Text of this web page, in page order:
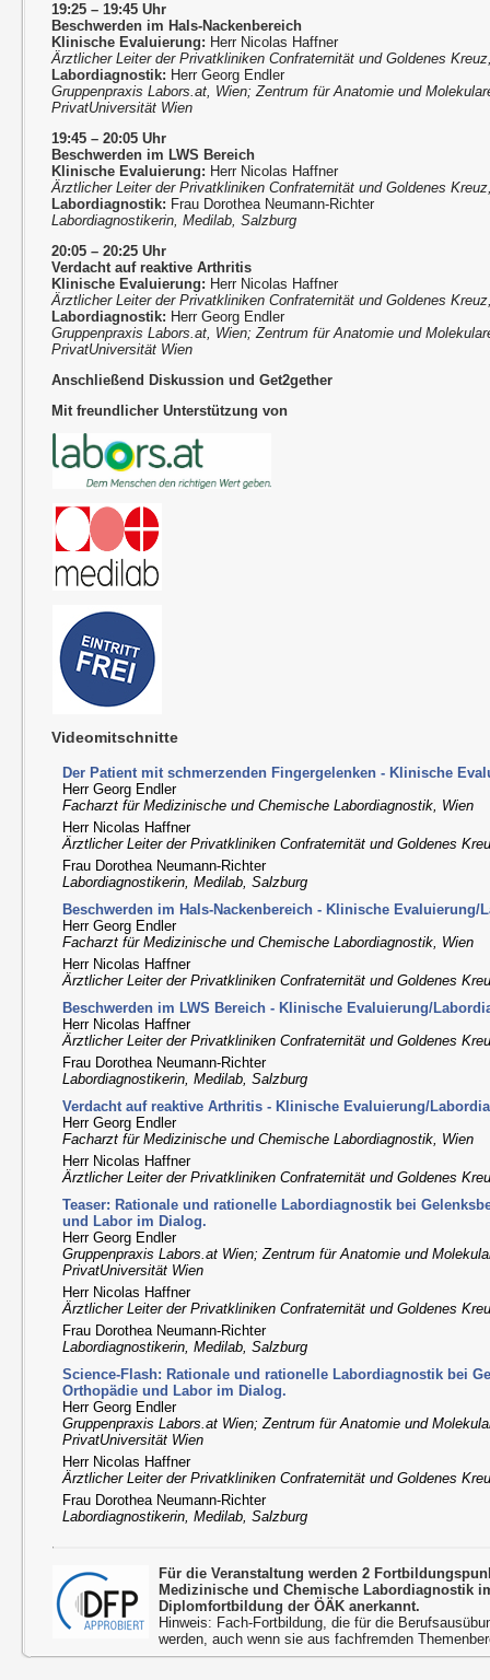
19:25 – 19:45 Uhr
Beschwerden im Hals-Nackenbereich
Klinische Evaluierung: Herr Nicolas Haffner
Ärztlicher Leiter der Privatkliniken Confraternität und Goldenes
Labordiagnostik: Herr Georg Endler
Gruppenpraxis Labors.at, Wien; Zentrum für Anatomie und
PrivatUniversität Wien
19:45 – 20:05 Uhr
Beschwerden im LWS Bereich
Klinische Evaluierung: Herr Nicolas Haffner
Ärztlicher Leiter der Privatkliniken Confraternität und Goldenes
Labordiagnostik: Frau Dorothea Neumann-Richter
Labordiagnostikerin, Medilab, Salzburg
20:05 – 20:25 Uhr
Verdacht auf reaktive Arthritis
Klinische Evaluierung: Herr Nicolas Haffner
Ärztlicher Leiter der Privatkliniken Confraternität und Goldenes
Labordiagnostik: Herr Georg Endler
Gruppenpraxis Labors.at, Wien; Zentrum für Anatomie und
PrivatUniversität Wien
Anschließend Diskussion und Get2gether
Mit freundlicher Unterstützung von
Videomitschnitte
Der Patient mit schmerzenden Fingergelenken - Klinische
Herr Georg Endler
Facharzt für Medizinische und Chemische Labordiagnostik, Wien
Herr Nicolas Haffner
Ärztlicher Leiter der Privatkliniken Confraternität und Goldenes
Frau Dorothea Neumann-Richter
Labordiagnostikerin, Medilab, Salzburg
Beschwerden im Hals-Nackenbereich - Klinische Evaluierung/
Herr Georg Endler
Facharzt für Medizinische und Chemische Labordiagnostik, Wien
Herr Nicolas Haffner
Ärztlicher Leiter der Privatkliniken Confraternität und Goldenes
Beschwerden im LWS Bereich - Klinische Evaluierung/
Herr Nicolas Haffner
Ärztlicher Leiter der Privatkliniken Confraternität und Goldenes
Frau Dorothea Neumann-Richter
Labordiagnostikerin, Medilab, Salzburg
Verdacht auf reaktive Arthritis - Klinische Evaluierung/
Herr Georg Endler
Facharzt für Medizinische und Chemische Labordiagnostik, Wien
Herr Nicolas Haffner
Ärztlicher Leiter der Privatkliniken Confraternität und Goldenes
Teaser: Rationale und rationelle Labordiagnostik bei
und Labor im Dialog.
Herr Georg Endler
Gruppenpraxis Labors.at Wien; Zentrum für Anatomie und
PrivatUniversität Wien
Herr Nicolas Haffner
Ärztlicher Leiter der Privatkliniken Confraternität und Goldenes
Frau Dorothea Neumann-Richter
Labordiagnostikerin, Medilab, Salzburg
Science-Flash: Rationale und rationelle Labordiagnostik bei
Orthopädie und Labor im Dialog.
Herr Georg Endler
Gruppenpraxis Labors.at Wien; Zentrum für Anatomie und
PrivatUniversität Wien
Herr Nicolas Haffner
Ärztlicher Leiter der Privatkliniken Confraternität und Goldenes
Frau Dorothea Neumann-Richter
Labordiagnostikerin, Medilab, Salzburg
Für die Veranstaltung werden 2
Medizinische und Chemische Labordiagnostik
Diplomfortbildung der ÖÄK anerkannt.
Hinweis: Fach-Fortbildung, die für die
werden, auch wenn sie aus fachfremden